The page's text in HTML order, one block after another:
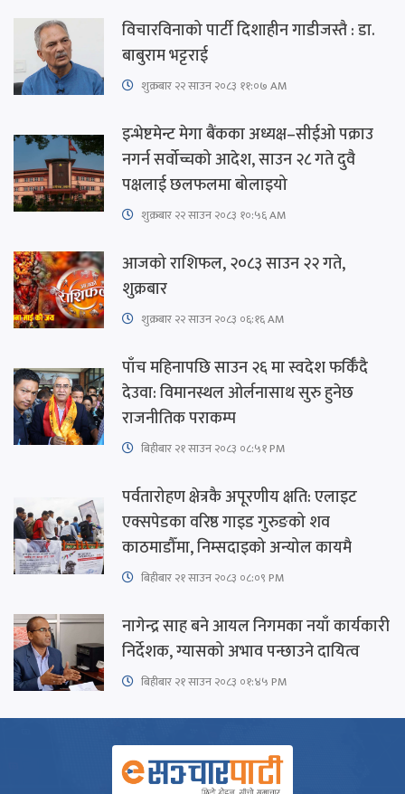
विचारविनाको पार्टी दिशाहीन गाडीजस्तै : डा.
बाबुराम भट्टराई
शुक्रबार​ २२ साउन २०८३ ११:०७ AM
इन्भेष्टमेन्ट मेगा बैंकका अध्यक्ष–सीईओ पक्राउ
नगर्न सर्वोच्चको आदेश, साउन २८ गते दुवै
पक्षलाई छलफलमा बोलाइयो
शुक्रबार​ २२ साउन २०८३ १०:५६ AM
आजको राशिफल, २०८३ साउन २२ गते,
शुक्रबार
शुक्रबार​ २२ साउन २०८३ ०६:१६ AM
पाँच महिनापछि साउन २६ मा स्वदेश फर्किँदै
देउवा: विमानस्थल ओर्लनासाथ सुरु हुनेछ
राजनीतिक पराकम्प
बिहीबार २१ साउन २०८३ ०८:५१ PM
पर्वतारोहण क्षेत्रकै अपूरणीय क्षति: एलाइट
एक्सपेडका वरिष्ठ गाइड गुरुङको शव
काठमाडौँमा, निम्सदाइको अन्योल कायमै
बिहीबार २१ साउन २०८३ ०८:०९ PM
नागेन्द्र साह बने आयल निगमका नयाँ कार्यकारी
निर्देशक, ग्यासको अभाव पन्छाउने दायित्व
बिहीबार २१ साउन २०८३ ०१:४५ PM